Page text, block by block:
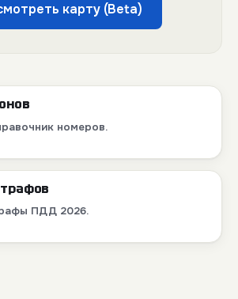
карту (Beta)
номеров.
ПДД 2026.